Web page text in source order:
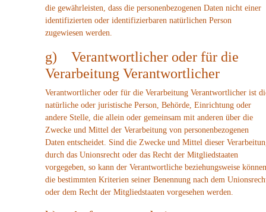
die gewährleisten, dass die personenbezogenen Daten nicht einer
identifizierten oder identifizierbaren natürlichen Person
zugewiesen werden.
g) Verantwortlicher oder für die
Verarbeitung Verantwortlicher
Verantwortlicher oder für die Verarbeitung Verantwortlicher ist
natürliche oder juristische Person, Behörde, Einrichtung oder
andere Stelle, die allein oder gemeinsam mit anderen über die
Zwecke und Mittel der Verarbeitung von personenbezogenen
Daten entscheidet. Sind die Zwecke und Mittel dieser
durch das Unionsrecht oder das Recht der Mitgliedstaaten
vorgegeben, so kann der Verantwortliche beziehungsweise können
die bestimmten Kriterien seiner Benennung nach dem
oder dem Recht der Mitgliedstaaten vorgesehen werden.